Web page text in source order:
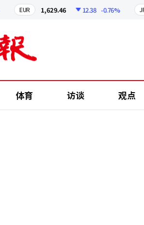
EUR 1,629.46 12.38 -0.76% JPY
体育 访谈 观点